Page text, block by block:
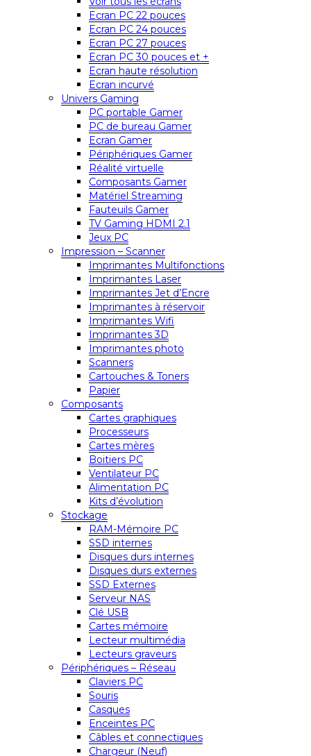
Ecran PC 22 pouces
Ecran PC 24 pouces
Ecran PC 27 pouces
Ecran PC 30 pouces et +
Ecran haute résolution
Ecran incurvé
Univers Gaming
PC portable Gamer
PC de bureau Gamer
Ecran Gamer
Périphériques Gamer
Réalité virtuelle
Composants Gamer
Matériel Streaming
Fauteuils Gamer
TV Gaming HDMI 2.1
Jeux PC
Impression – Scanner
Imprimantes Multifonctions
Imprimantes Laser
Imprimantes Jet d’Encre
Imprimantes à réservoir
Imprimantes Wifi
Imprimantes 3D
Imprimantes photo
Scanners
Cartouches & Toners
Papier
Composants
Cartes graphiques
Processeurs
Cartes mères
Boitiers PC
Ventilateur PC
Alimentation PC
Kits d’évolution
Stockage
RAM-Mémoire PC
SSD internes
Disques durs internes
Disques durs externes
SSD Externes
Serveur NAS
Clé USB
Cartes mémoire
Lecteur multimédia
Lecteurs graveurs
Périphériques – Réseau
Claviers PC
Souris
Casques
Enceintes PC
Câbles et connectiques
Chargeur (Neuf)